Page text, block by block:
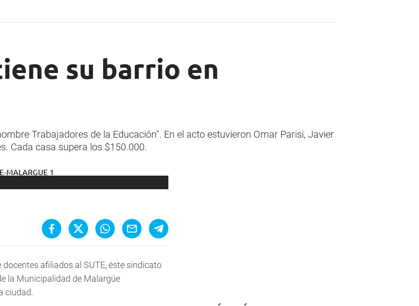
su barrio en
Trabajadores de la Educación". En el acto estuvieron Omar Parisi, Javier
Cada casa supera los $150.000.
afiliados al SUTE, éste sindicato
la Municipalidad de Malargüe
ciudad.